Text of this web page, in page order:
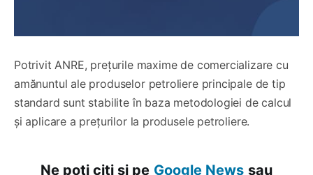
Potrivit ANRE, prețurile maxime de comercializare cu
amănuntul ale produselor petroliere principale de tip
standard sunt stabilite în baza metodologiei de calcul
și aplicare a prețurilor la produsele petroliere.
Ne poți citi și pe Google News sau